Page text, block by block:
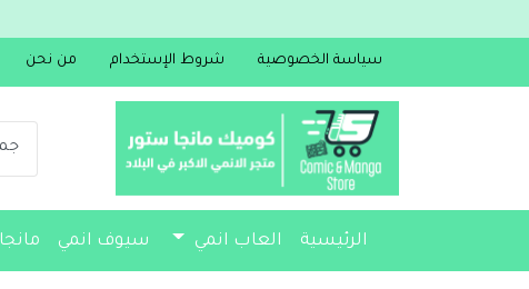
سياسة الخصوصية شروط الإستخدام من نحن
الرئيسية العاب انمي سيوف انمي مانجا